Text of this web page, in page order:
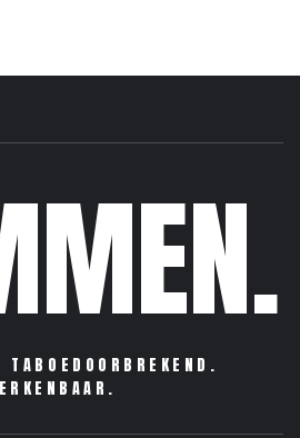
TABOEDOORBREKEND.